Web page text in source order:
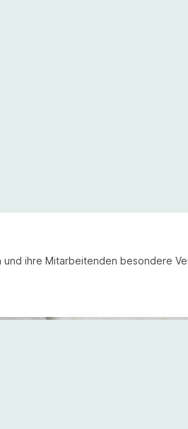
ihre Mitarbeitenden besondere